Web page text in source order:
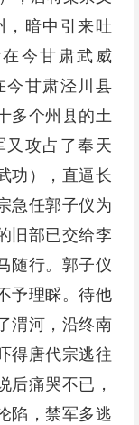
，暗中引来吐
今甘肃武威
今甘肃泾川县
多个州县的土
又攻占了奉天
功），直逼长
急任郭子仪为
旧部已交给李
随行。郭子仪
予理睬。待他
渭河，沿终南
得唐代宗逃往
后痛哭不已，
陷，禁军多逃